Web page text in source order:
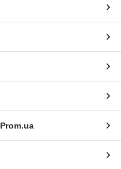
Prom.ua